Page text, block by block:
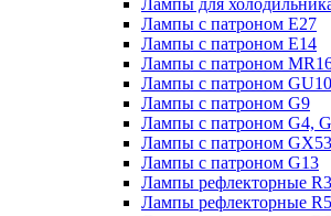
Лампы для
Лампы с патроном E27
Лампы с патроном Е14
Лампы с патроном
Лампы с патроном GU10
Лампы с патроном G9
Лампы с патроном G4,
Лампы с патроном GX53
Лампы с патроном G13
Лампы рефлекторные
Лампы рефлекторные